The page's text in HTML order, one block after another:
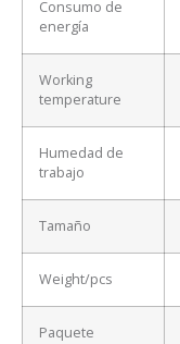
Consumo de
energía
Working
temperature
Humedad de
trabajo
Tamaño
Weight/pcs
Paquete